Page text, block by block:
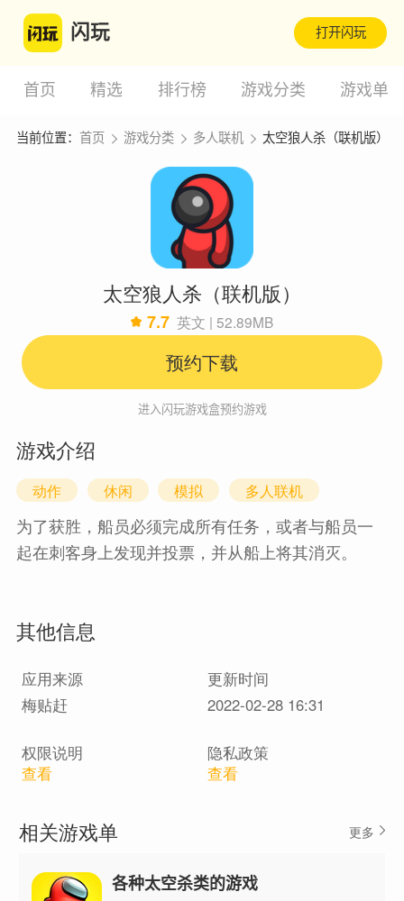
闪玩 打开闪玩
首页 精选 排行榜 游戏分类 游戏单
当前位置： 首页 游戏分类 多人联机 太空狼人杀（联机版）
太空狼人杀（联机版）
7.7 英文 | 52.89MB
预约下载
进入闪玩游戏盒预约游戏
游戏介绍
动作 休闲 模拟 多人联机
为了获胜，船员必须完成所有任务，或者与船员一
起在刺客身上发现并投票，并从船上将其消灭。
其他信息
应用来源
更新时间
梅贴赶
2022-02-28 16:31
权限说明
查看
隐私政策
查看
相关游戏单 更多
各种太空杀类的游戏